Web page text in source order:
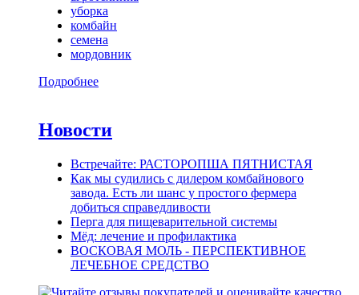
уборка
комбайн
семена
мордовник
Подробнее
Новости
Встречайте: РАСТОРОПША ПЯТНИСТАЯ
Как мы судились с дилером комбайнового
завода. Есть ли шанс у простого фермера
добиться справедливости
Перга для пищеварительной системы
Мёд: лечение и профилактика
ВОСКОВАЯ МОЛЬ - ПЕРСПЕКТИВНОЕ
ЛЕЧЕБНОЕ СРЕДСТВО